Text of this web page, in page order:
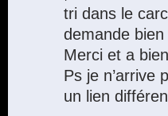
tri dans le
demande
Merci et a
Ps je n’arrive
un lien